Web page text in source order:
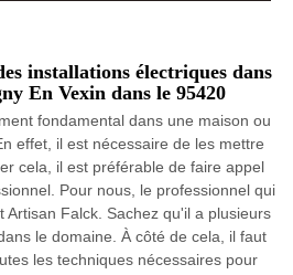
installations électriques dans
En Vexin dans le 95420
fondamental dans une maison ou
effet, il est nécessaire de les mettre
cela, il est préférable de faire appel
Pour nous, le professionnel qui
Artisan Falck. Sachez qu'il a plusieurs
le domaine. À côté de cela, il faut
les techniques nécessaires pour